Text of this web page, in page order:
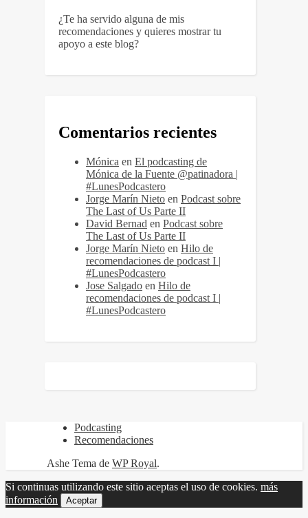
¿Te ha servido alguna de mis
recomendaciones y quieres mostrar tu
apoyo a este blog?
Comentarios recientes
Mónica en El podcasting de
Mónica de la Fuente @patinadora |
#LunesPodcastero
Jorge Marín Nieto en Podcast sobre
The Last of Us Parte II
David Bernad en Podcast sobre
The Last of Us Parte II
Jorge Marín Nieto en Hilo de
recomendaciones de podcast I |
#LunesPodcastero
Jose Salgado en Hilo de
recomendaciones de podcast I |
#LunesPodcastero
Podcasting
Recomendaciones
Ashe Tema de WP Royal.
Si continuas utilizando este sitio aceptas el uso de cookies. más
información
Aceptar